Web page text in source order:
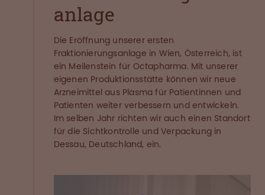
anlage
Die Eröffnung unserer ersten
Fraktionierungsanlage in Wien, Österreich, ist
ein Meilenstein für Octapharma. Mit unserer
eigenen Produktionsstätte können wir neue
Arzneimittel aus Plasma für Patientinnen und
Patienten weiter verbessern und entwickeln.
Im selben Jahr richten wir auch einen Standort
für die Sichtkontrolle und Verpackung in
Dessau, Deutschland, ein.